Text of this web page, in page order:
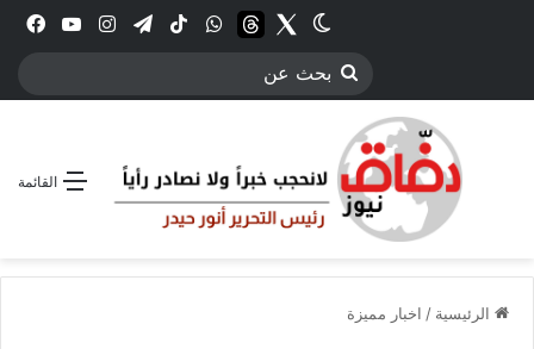
انستقرامتيلقرام‫TikTokواتسابthreadsTwitter
الوضع المظلم
بحث
القائمة
الرئيسية / اخبار مميزة